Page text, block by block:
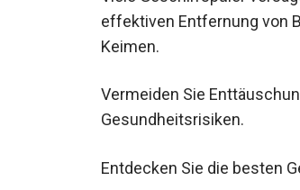
effektiven Entfernung von
Keimen.
Vermeiden Sie
Gesundheitsrisiken.
Entdecken Sie die besten